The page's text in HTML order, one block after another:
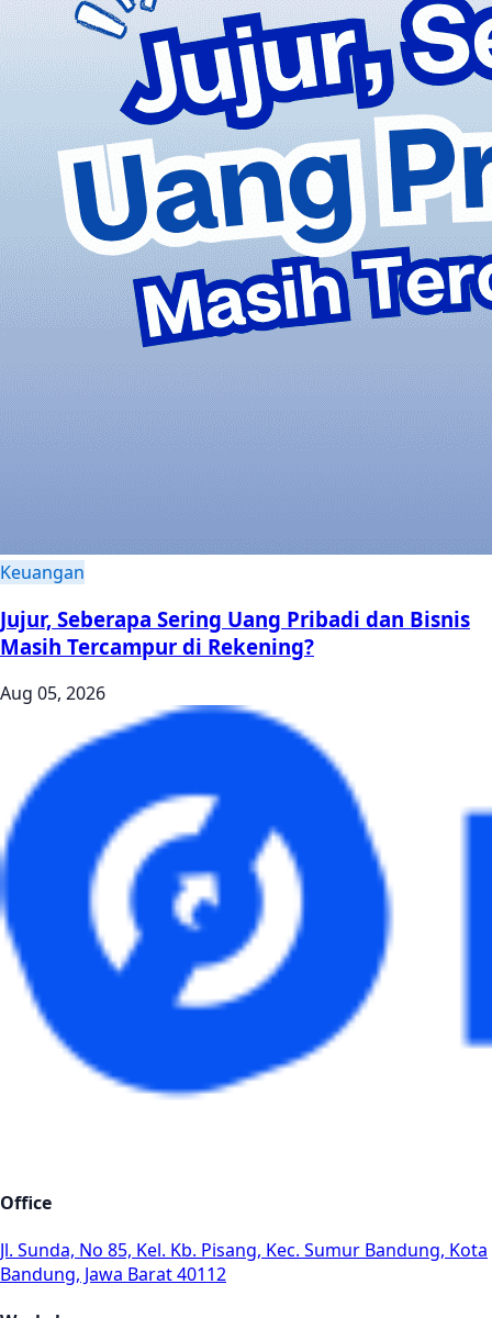
Keuangan
Jujur, Seberapa Sering Uang Pribadi dan Bisnis
Masih Tercampur di Rekening?
Aug 05, 2026
Office
Jl. Sunda, No 85, Kel. Kb. Pisang, Kec. Sumur Bandung, Kota
Bandung, Jawa Barat 40112